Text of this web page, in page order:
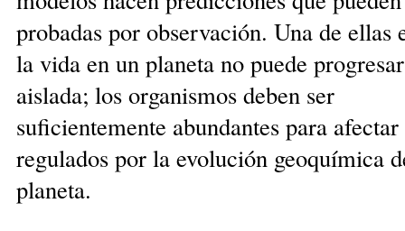
probadas por observación. Una de ellas
la vida en un planeta no puede
aislada; los organismos deben ser
suficientemente abundantes para
regulados por la evolución geo­química
planeta.